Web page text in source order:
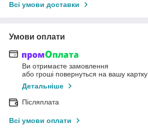
Всі умови доставки
Умови оплати
Ви отримаєте замовлення
або гроші повернуться на вашу картку
Детальніше
Післяплата
Всі умови оплати